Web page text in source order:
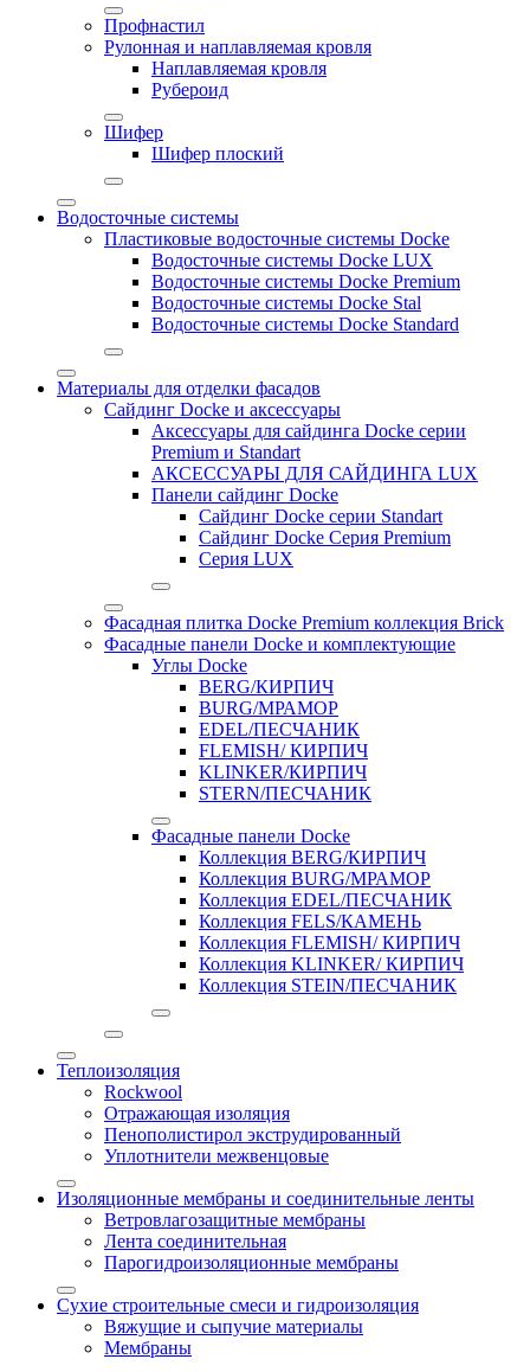
Профнастил
Рулонная и наплавляемая кровля
Наплавляемая кровля
Рубероид
Шифер
Шифер плоский
Водосточные системы
Пластиковые водосточные системы Docke
Водосточные системы Docke LUX
Водосточные системы Docke Premium
Водосточные системы Docke Stal
Водосточные системы Docke Standard
Материалы для отделки фасадов
Сайдинг Docke и аксессуары
Аксессуары для сайдинга Docke серии
Premium и Standart
АКСЕССУАРЫ ДЛЯ САЙДИНГА LUX
Панели сайдинг Docke
Cайдинг Docke серии Standart
Сайдинг Docke Серия Premium
Серия LUX
Фасадная плитка Docke Premium коллекция Brick
Фасадные панели Docke и комплектующие
Углы Docke
BERG/КИРПИЧ
BURG/МРАМОР
EDEL/ПЕСЧАНИК
FLEMISH/ КИРПИЧ
KLINKER/КИРПИЧ
STERN/ПЕСЧАНИК
Фасадные панели Docke
Коллекция BERG/КИРПИЧ
Коллекция BURG/МРАМОР
Коллекция EDEL/ПЕСЧАНИК
Коллекция FELS/КАМЕНЬ
Коллекция FLEMISH/ КИРПИЧ
Коллекция KLINKER/ КИРПИЧ
Коллекция STEIN/ПЕСЧАНИК
Теплоизоляция
Rockwool
Отражающая изоляция
Пенополистирол экструдированный
Уплотнители межвенцовые
Изоляционные мембраны и соединительные ленты
Ветровлагозащитные мембраны
Лента соединительная
Парогидроизоляционные мембраны
Сухие строительные смеси и гидроизоляция
Вяжущие и сыпучие материалы
Мембраны